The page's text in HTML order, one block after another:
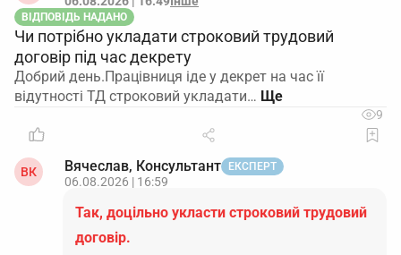
ВІДПОВІДЬ НАДАНО
Чи потрібно укладати строковий трудовий
договір під час декрету
Добрий день.Працівниця іде у декрет на час її
відутності ТД строковий укладати…
9
ВК Вячеслав, Консультант ЕКСПЕРТ
06.08.2026 | 16:59
Так, доцільно укласти строковий трудовий
договір.